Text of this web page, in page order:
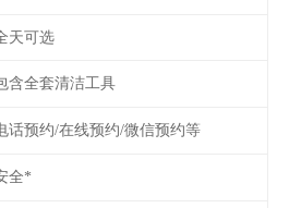
天可选
含全套清洁工具
话预约/在线预约/微信预约等
全*